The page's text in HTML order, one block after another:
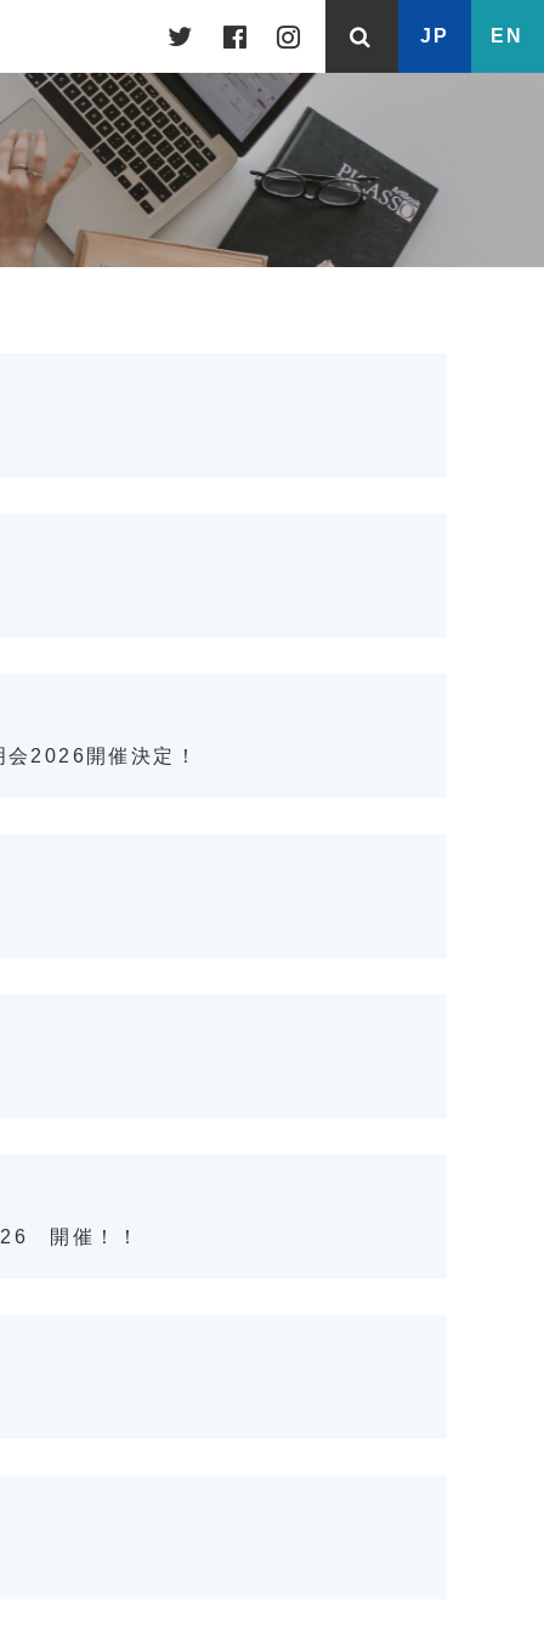
留学準備
英語による授業
交換留学
宿舎・会議室・公用旅券
NTU-KYUSHU COLLOQUIUM
海外オフィス
JP EN
2026開催決定！
開催！！